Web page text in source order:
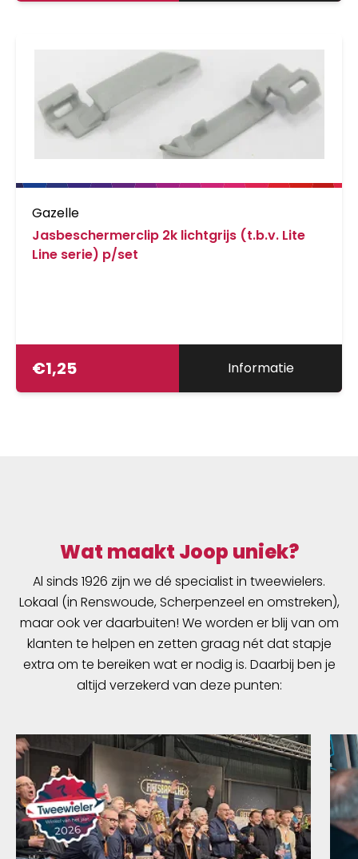
Gazelle
Jasbeschermerclip 2k lichtgrijs (t.b.v. Lite
Line serie) p/set
€1,25 Informatie
Wat maakt Joop uniek?
Al sinds 1926 zijn we dé specialist in tweewielers.
Lokaal (in Renswoude, Scherpenzeel en omstreken),
maar ook ver daarbuiten! We worden er blij van om
klanten te helpen en zetten graag nét dat stapje
extra om te bereiken wat er nodig is. Daarbij ben je
altijd verzekerd van deze punten: